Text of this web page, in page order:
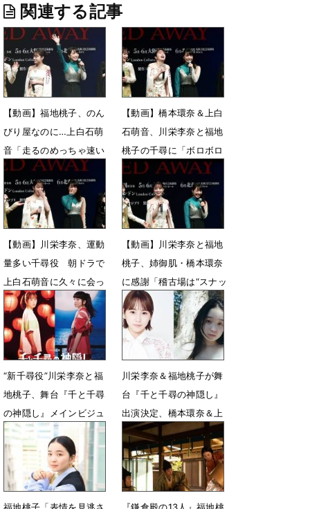
関連する記事
【動画】福地桃子、のん
びり屋なのに…上白石萌
音「走るのめっちゃ速い
んですよ！」
3月1日 23時59分
【動画】橋本環奈＆上白
石萌音、川栄李奈と福地
桃子の千尋に「ボロボロ
泣いた」
3月1日 15時18分
【動画】川栄李奈、運動
量多い千尋役 朝ドラで
上白石萌音に久々に会っ
たら「げっそり」
3月1日 09時13分
【動画】川栄李奈と福地
桃子、姉御肌・橋本環奈
に感謝「稽古場は“スナッ
ク環奈”状態」
3月1日 08時56分
“新千尋役”川栄李奈と福
地桃子、舞台『千と千尋
の神隠し』メインビジュ
アル公開
2月21日 08時36分
川栄李奈＆福地桃子が舞
台『千と千尋の神隠し』
出演決定、橋本環奈＆上
白石萌音で４人の千尋
8月28日 08時26分
福地桃子「表情を見逃さ
『鎌倉殿の13人』福地桃